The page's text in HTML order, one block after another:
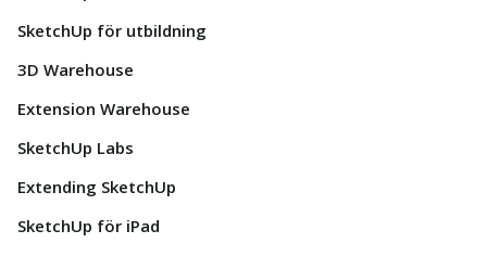
SketchUp för utbildning
3D Warehouse
Extension Warehouse
SketchUp Labs
Extending SketchUp
SketchUp för iPad